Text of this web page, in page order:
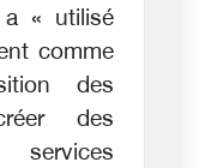
« utilisé
comme
des
des